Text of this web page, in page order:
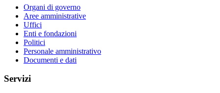
Organi di governo
Aree amministrative
Uffici
Enti e fondazioni
Politici
Personale amministrativo
Documenti e dati
Servizi